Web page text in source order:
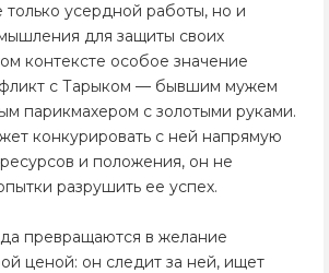
только усердной работы, но и
для защиты своих
контексте особое значение
с Тарыком — бывшим мужем
парикмахером с золотыми руками.
конкурировать с ней напрямую
и положения, он не
разрушить ее успех.
превращаются в желание
ценой: он следит за ней, ищет